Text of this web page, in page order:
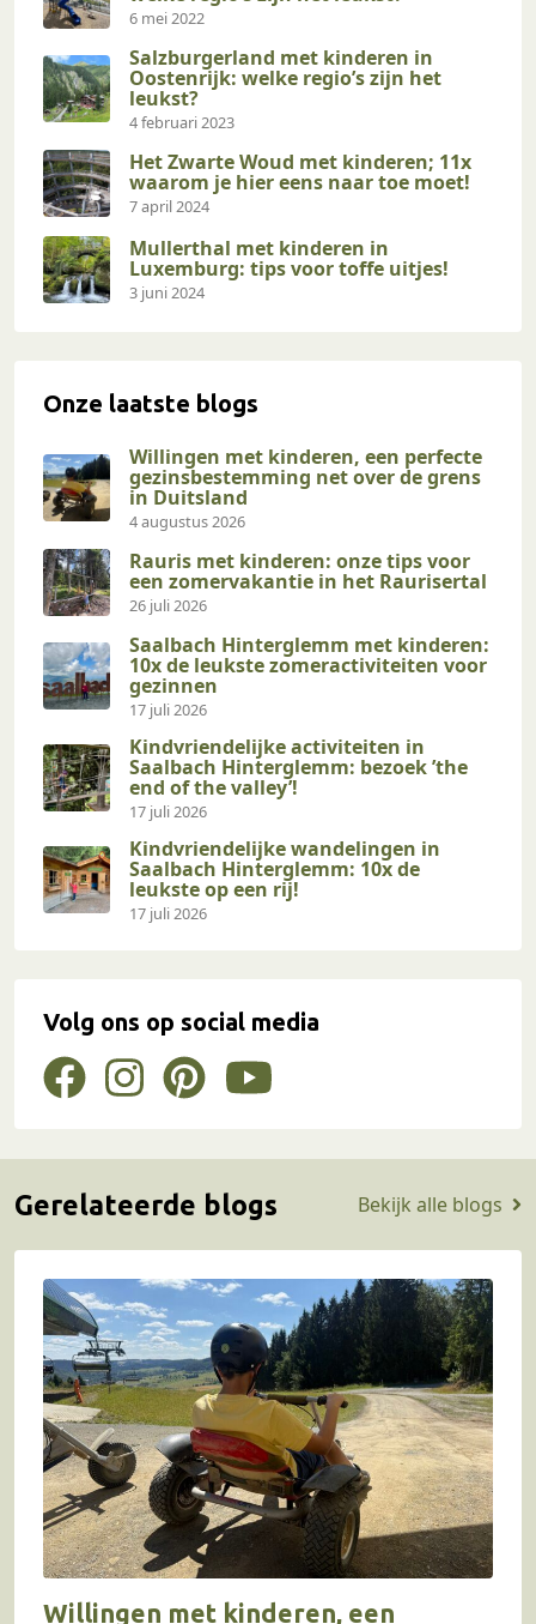
6 mei 2022
Salzburgerland met kinderen in
Oostenrijk: welke regio’s zijn het
leukst?
4 februari 2023
Het Zwarte Woud met kinderen; 11x
waarom je hier eens naar toe moet!
7 april 2024
Mullerthal met kinderen in
Luxemburg: tips voor toffe uitjes!
3 juni 2024
Onze laatste blogs
Willingen met kinderen, een perfecte
gezinsbestemming net over de grens
in Duitsland
4 augustus 2026
Rauris met kinderen: onze tips voor
een zomervakantie in het Raurisertal
26 juli 2026
Saalbach Hinterglemm met kinderen:
10x de leukste zomeractiviteiten voor
gezinnen
17 juli 2026
Kindvriendelijke activiteiten in
Saalbach Hinterglemm: bezoek ’the
end of the valley’!
17 juli 2026
Kindvriendelijke wandelingen in
Saalbach Hinterglemm: 10x de
leukste op een rij!
17 juli 2026
Volg ons op social media
Gerelateerde blogs Bekijk alle blogs
Willingen met kinderen, een